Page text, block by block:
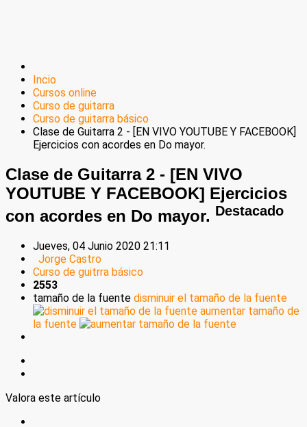
Incio
Cursos online
Curso de guitarra
Curso de guitarra básico
Clase de Guitarra 2 - [EN VIVO YOUTUBE Y FACEBOOK]
Ejercicios con acordes en Do mayor.
Clase de Guitarra 2 - [EN VIVO
YOUTUBE Y FACEBOOK] Ejercicios
con acordes en Do mayor. Destacado
Jueves, 04 Junio 2020 21:11
Jorge Castro
Curso de guitrra básico
2553
tamaño de la fuente disminuir el tamaño de la fuente
aumentar tamaño de
la fuente
Valora este artículo